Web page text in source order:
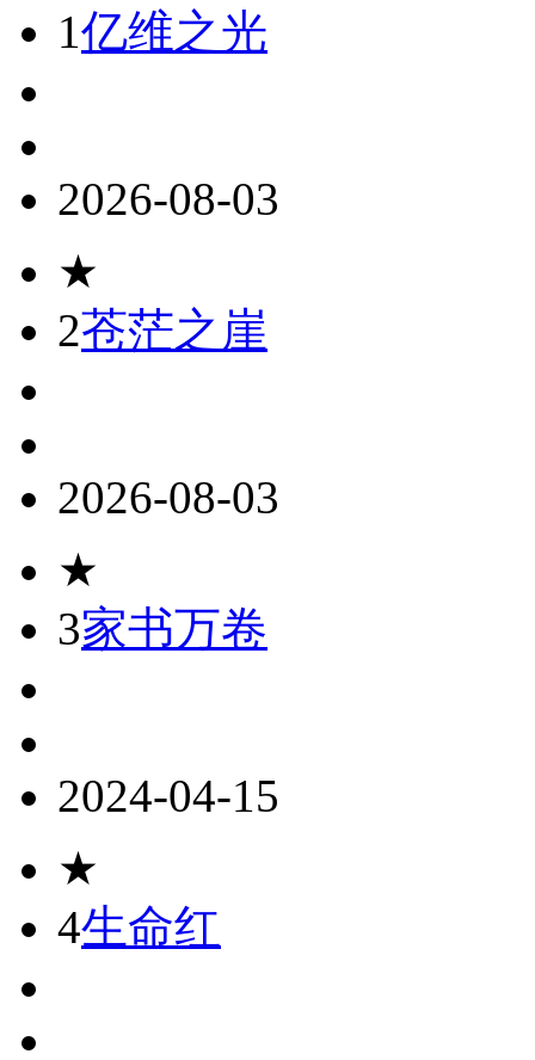
1亿维之光
2026-08-03
★
2苍茫之崖
2026-08-03
★
3家书万卷
2024-04-15
★
4生命红